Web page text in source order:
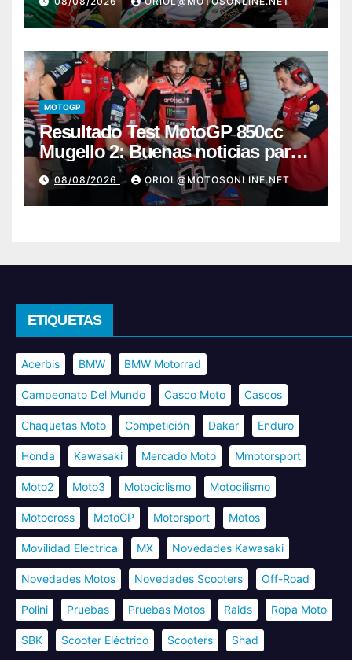
MOTOGP
Resultado Test MotoGP 850cc
Mugello 2: Buenas noticias para
Márquez y Acosta
08/08/2026 ORIOL@MOTOSONLINE.NET
ETIQUETAS
Acerbis BMW BMW Motorrad
Campeonato Del Mundo Casco Moto Cascos
Chaquetas Moto Competición Dakar Enduro
Honda Kawasaki Mercado Moto Mmotorsport
Moto2 Moto3 Motociclismo Motocilismo
Motocross MotoGP Motorsport Motos
Movilidad Eléctrica MX Novedades Kawasaki
Novedades Motos Novedades Scooters Off-Road
Polini Pruebas Pruebas Motos Raids Ropa Moto
SBK Scooter Eléctrico Scooters Shad